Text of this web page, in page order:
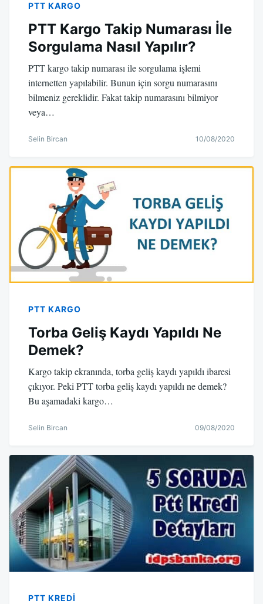
PTT KARGO
PTT Kargo Takip Numarası İle
Sorgulama Nasıl Yapılır?
PTT kargo takip numarası ile sorgulama işlemi
internetten yapılabilir. Bunun için sorgu numarasını
bilmeniz gereklidir. Fakat takip numarasını bilmiyor
veya…
Selin Bircan 10/08/2020
PTT KARGO
Torba Geliş Kaydı Yapıldı Ne
Demek?
Kargo takip ekranında, torba geliş kaydı yapıldı ibaresi
çıkıyor. Peki PTT torba geliş kaydı yapıldı ne demek?
Bu aşamadaki kargo…
Selin Bircan 09/08/2020
PTT KREDI